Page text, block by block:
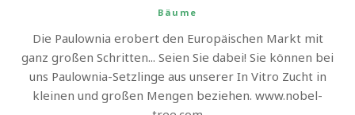
Bäume
Die Paulownia erobert den Europäischen Markt mit
ganz großen Schritten... Seien Sie dabei! Sie können bei
uns Paulownia-Setzlinge aus unserer In Vitro Zucht in
kleinen und großen Mengen beziehen. www.nobel-